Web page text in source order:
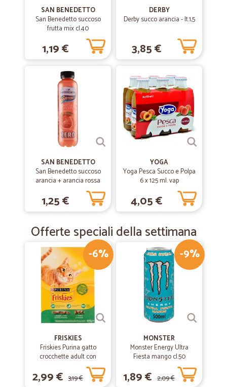
SAN BENEDETTO
San Benedetto succoso
frutta mix cl.40
1,19 €
DERBY
Derby succo arancia - lt.1,5
3,85 €
SAN BENEDETTO
San Benedetto succoso
arancia + arancia rossa
1,25 €
YOGA
Yoga Pesca Succo e Polpa
6 x 125 ml. vap
4,05 €
Offerte speciali della settimana
-6%
FRISKIES
Friskies Purina gatto
crocchette adult con
coniglio, pollo e verdure
scatola gr.400
2,99 € 3,19 €
-9%
MONSTER
Monster Energy Ultra
Fiesta mango cl.50
1,89 € 2,09 €